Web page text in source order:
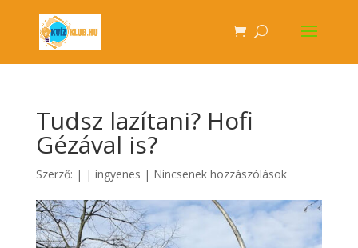
Tudsz lazítani? Hofi
Gézával is?
Szerző: | | ingyenes | Nincsenek hozzászólások